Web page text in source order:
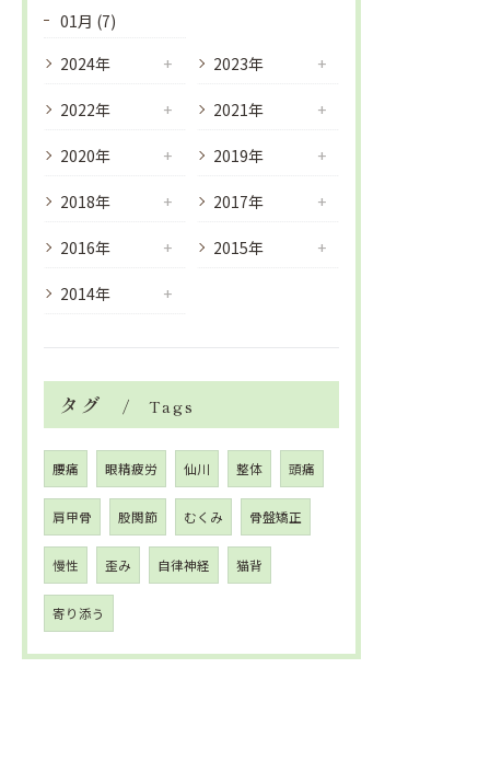
01月 (7)
2024年 2023年
2022年 2021年
2020年 2019年
2018年 2017年
2016年 2015年
2014年
タグ Tags
腰痛 眼精疲労 仙川 整体 頭痛
肩甲骨 股関節 むくみ 骨盤矯正
慢性 歪み 自律神経 猫背
寄り添う